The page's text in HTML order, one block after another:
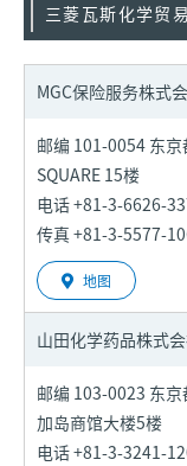
三菱瓦斯化学贸
MGC保险服务株式
邮编 101-0054 东
SQUARE 15楼
电话 +81-3-6626-
传真 +81-3-5577-
地图
山田化学药品株式
邮编 103-0023 东
加岛商馆大楼5楼
电话 +81-3-3241-